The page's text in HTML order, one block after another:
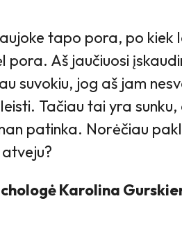
tapo pora, po kiek
pora. Aš jaučiuosi
suvokiu, jog aš jam
Tačiau tai yra
patinka. Norėčiau
Karolina